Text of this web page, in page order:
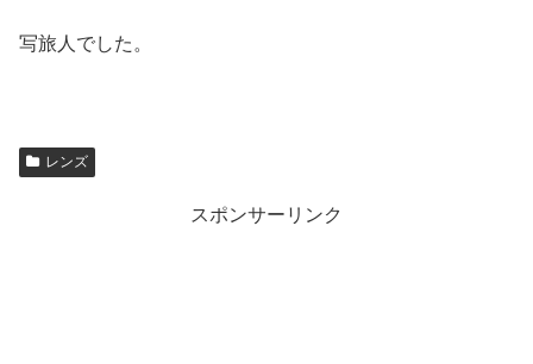
写旅人でした。
レンズ
スポンサーリンク